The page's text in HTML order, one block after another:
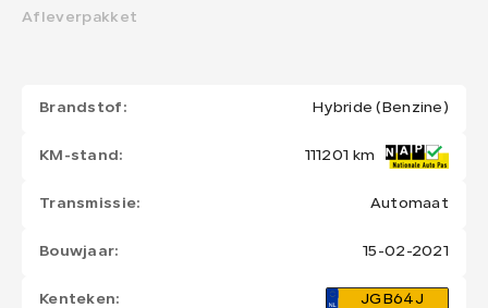
Afleverpakket
Brandstof: Hybride (Benzine)
KM-stand: 111201 km
Transmissie: Automaat
Bouwjaar: 15-02-2021
Kenteken: JGB64J